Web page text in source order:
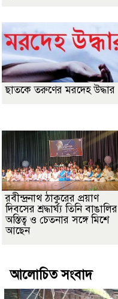
ছাতকে তরুণের মরদেহ উদ্ধার
রবীন্দ্রনাথ ঠাকুরের প্রয়াণ
দিবসের শ্রদ্ধার্ঘ্য তিনি বাঙালির
অস্তিত্ব ও চেতনার সঙ্গে মিশে
আছেন
আলোচিত সংবাদ